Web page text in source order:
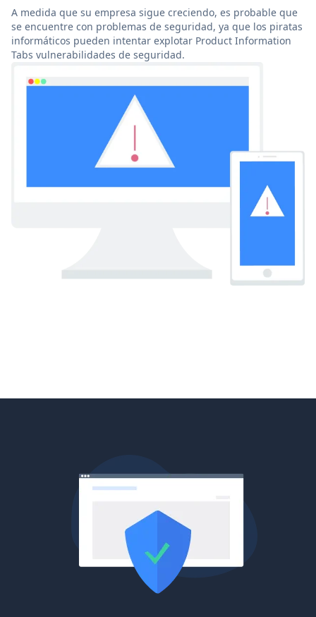
A medida que su empresa sigue creciendo, es probable que
se encuentre con problemas de seguridad, ya que los piratas
informáticos pueden intentar explotar Product Information
Tabs vulnerabilidades de seguridad.